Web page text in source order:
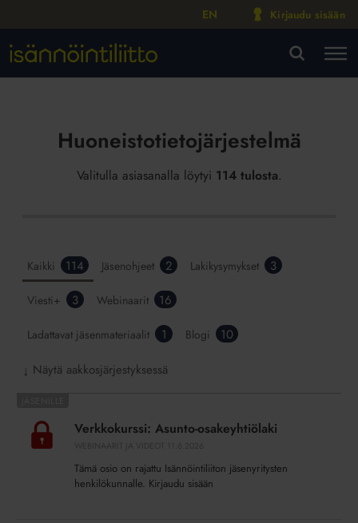
EN Kirjaudu sisään
Huoneistotietojärjestelmä
Valitulla asiasanalla löytyi 114 tulosta.
Kaikki 114 Jäsenohjeet 2 Lakikysymykset 3
Viesti+ 3 Webinaarit 16
Ladattavat jäsenmateriaalit 1 Blogi 10
↓ Näytä aakkosjärjestyksessä
Asunto-
osakeyhtiölakiVerkkokurssi: Asunto-osakeyhtiölaki
Tämä osio on rajattu Isännöintiliiton jäsenyritysten
henkilökunnalle. Kirjaudu sisään